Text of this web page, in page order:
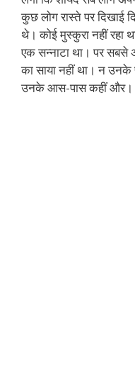
कुछ लोग रास्ते पर
थे। कोई मुस्कुरा नहीं रहा
एक सन्नाटा था। पर सबसे
का साया नहीं था। न
उनके आस-पास कहीं और।